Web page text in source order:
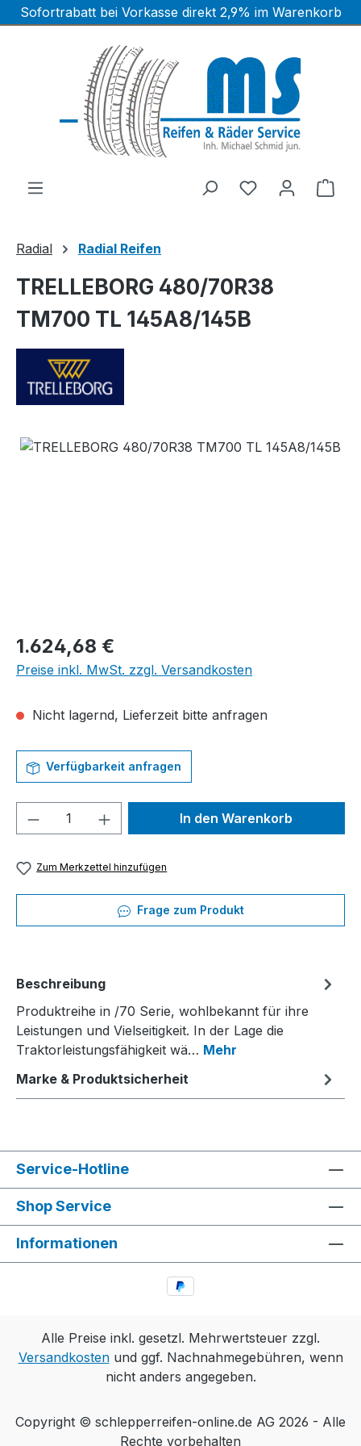
Zum Hauptinhalt springen
Sofortrabatt bei Vorkasse direkt 2,9% im Warenkorb
Radial Radial Reifen
TRELLEBORG 480/70R38
TM700 TL 145A8/145B
Bildergalerie überspringen
Regulärer Preis:
1.624,68 €
Preise inkl. MwSt. zzgl. Versandkosten
Nicht lagernd, Lieferzeit bitte anfragen
Verfügbarkeit anfragen
Produkt Anzahl: Gib denIn den Warenkorb
Zum Merkzettel hinzufügen
Frage zum Produkt
Beschreibung
Produktreihe in /70 Serie, wohlbekannt für ihre
Leistungen und Vielseitigkeit. In der Lage die
Traktorleistungsfähigkeit wä… Mehr
Marke & Produktsicherheit
Service-Hotline
Shop Service
Informationen
Alle Preise inkl. gesetzl. Mehrwertsteuer zzgl.
Versandkostenund ggf. Nachnahmegebühren, wenn
nicht anders angegeben.
Copyright © schlepperreifen-online.de AG 2026 - Alle
Rechte vorbehalten